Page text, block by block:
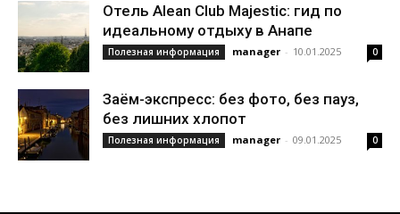
Отель Alean Club Majestic: гид по
идеальному отдыху в Анапе
Полезная информация manager - 10.01.2025 0
Заём-экспресс: без фото, без пауз,
без лишних хлопот
Полезная информация manager - 09.01.2025 0